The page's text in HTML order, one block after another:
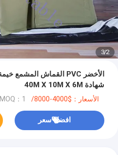
2
/
3
شهادة 40M X 10M X 6M
الأسعار：$4000-8000/pc MOQ：1 جهاز الكمبيوتر
افضل سعر